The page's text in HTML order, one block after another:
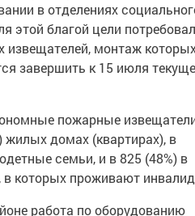
в отделениях
этой благой цели
извещателей, монтаж
завершить к 15 июля
пожарные
жилых домах (квартирах), в
семьи, и в 825 (48%) в
которых проживают
работа по оборудованию